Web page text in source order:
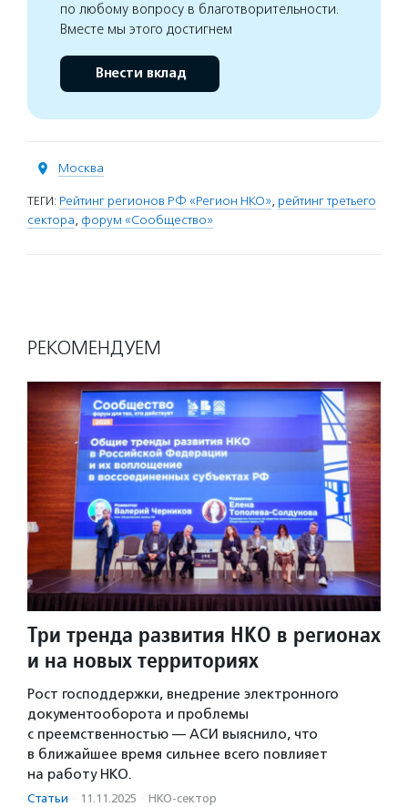
по любому вопросу в благотворительности.
Вместе мы этого достигнем
Внести вклад
Москва
ТЕГИ: Рейтинг регионов РФ «Регион НКО», рейтинг третьего
сектора, форум «Сообщество»
РЕКОМЕНДУЕМ
Три тренда развития НКО в регионах
и на новых территориях
Рост господдержки, внедрение электронного
документооборота и проблемы
с преемственностью — АСИ выяснило, что
в ближайшее время сильнее всего повлияет
на работу НКО.
Статьи · 11.11.2025 · НКО-сектор